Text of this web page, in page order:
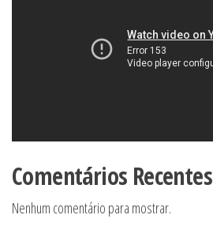
Comentários Recentes
Nenhum comentário para mostrar.